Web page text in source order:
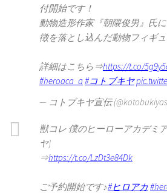
付開始です！
動物造形作家『朝隈俊男』氏
徴を落とし込んだ動物フィギュ
詳細はこちら⇒https://t.co/
#heroaca_a#コトブキヤ
— コトブキヤ宣伝
獣コレ 僕のヒーローアカデミ
ヤ]
⇒https://t.co/LzDt3e84Dk
ご予約開始です♪#ヒロアカ